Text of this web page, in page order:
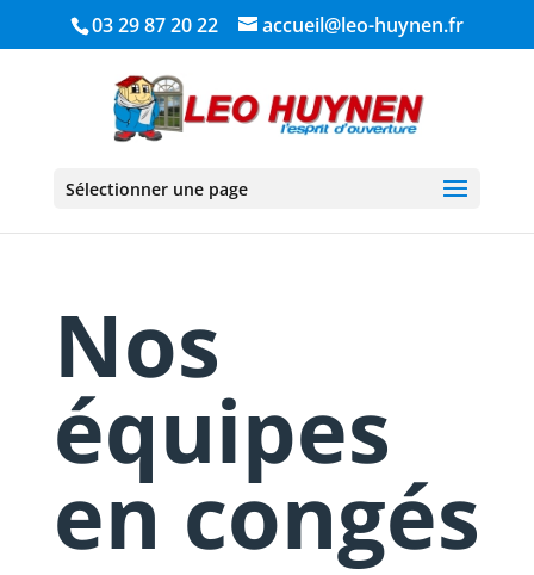
03 29 87 20 22 accueil@leo-huynen.fr
Sélectionner une page
Nos
équipes
en congés